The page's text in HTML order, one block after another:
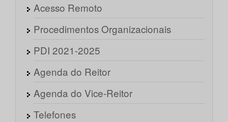
Acesso Remoto
Procedimentos Organizacionais
PDI 2021-2025
Agenda do Reitor
Agenda do Vice-Reitor
Telefones